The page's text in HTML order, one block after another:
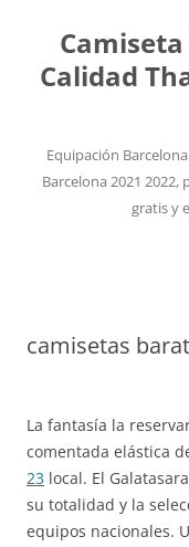
Calidad
Equipación
Barcelona 2021
gratis y
camisetas
La fantasía la
comentada elástica
23 local. El
su totalidad y la
equipos nacionales.